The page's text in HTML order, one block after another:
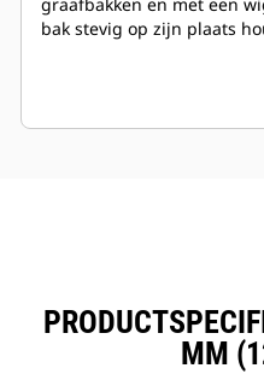
graafbakken en met een
bak stevig op zijn plaats
MM